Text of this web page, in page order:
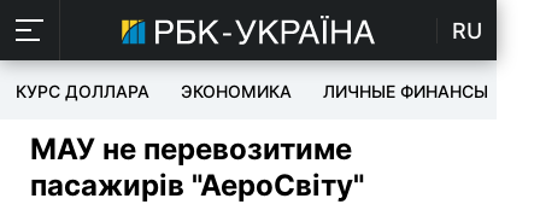
RU
КУРС ДОЛЛАРА ЭКОНОМИКА ЛИЧНЫЕ ФИНАНСЫ
МАУ не перевозитиме
пасажирів "АероСвіту"